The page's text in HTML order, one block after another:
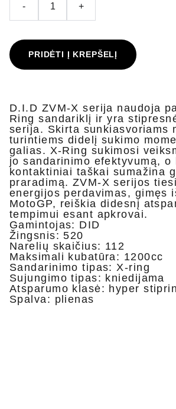
- +
PRIDĖTI Į KREPŠELĮ
D.I.D ZVM-X serija naudoja
Ring sandariklį ir yra
serija. Skirta sunkiasvoriams
turintiems didelį sukimo
galias. X-Ring sukimosi
jo sandarinimo efektyvumą, o
kontaktiniai taškai sumažina
praradimą. ZVM-X serijos
energijos perdavimas, gimęs
MotoGP, reiškia didesnį
tempimui esant apkrovai.
Gamintojas: DID
Žingsnis: 520
Narelių skaičius: 112
Maksimali kubatūra: 1200cc
Sandarinimo tipas: X-ring
Sujungimo tipas: kniedijama
Atsparumo klasė: hyper
Spalva: plienas